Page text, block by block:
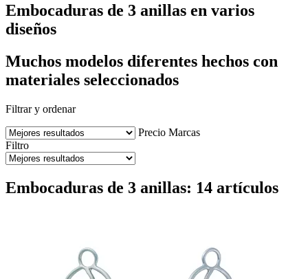
Embocaduras de 3 anillas en varios
diseños
Muchos modelos diferentes hechos con
materiales seleccionados
Filtrar y ordenar
Precio Marcas
Filtro
Embocaduras de 3 anillas: 14 artículos